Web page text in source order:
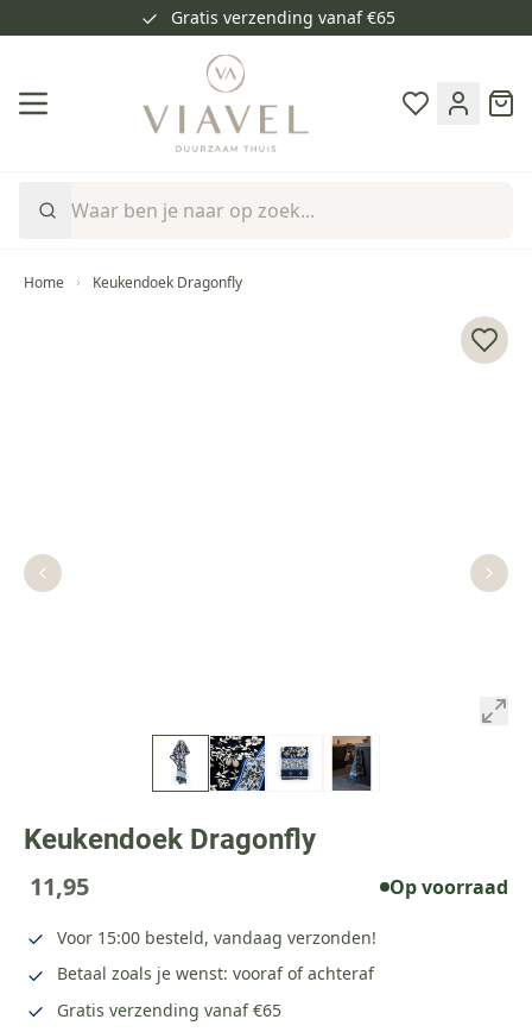
Gratis verzending vanaf €65
Cart
Home Keukendoek Dragonfly
Keukendoek Dragonfly
11,95 Op voorraad
Voor 15:00 besteld, vandaag verzonden!
Betaal zoals je wenst: vooraf of achteraf
Gratis verzending vanaf €65